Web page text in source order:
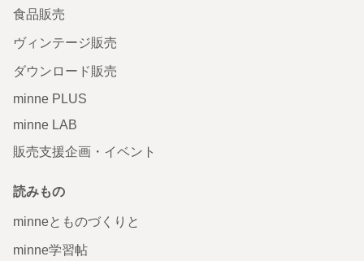
食品販売
ヴィンテージ販売
ダウンロード販売
minne PLUS
minne LAB
販売支援企画・イベント
読みもの
minneとものづくりと
minne学習帖